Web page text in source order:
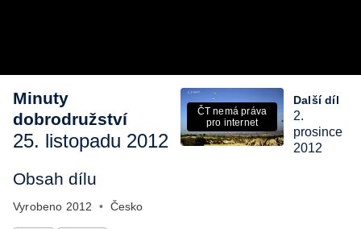
Minuty
dobrodružství
25. listopadu 2012
Obsah dílu
Vyrobeno 2012 • Česko
ČT nemá práva
pro internet
Další díl
2.
prosince
2012